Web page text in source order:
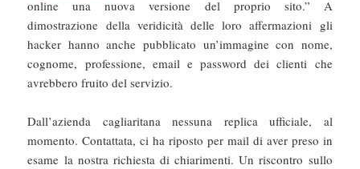
online una nuova versione del proprio sito.” A
dimostrazione della veridicità delle loro affermazioni gli
hacker hanno anche pubblicato un’immagine con nome,
cognome, professione, email e password dei clienti che
avrebbero fruito del servizio.
Dall’azienda cagliaritana nessuna replica ufficiale, al
momento. Contattata, ci ha riposto per mail di aver preso in
esame la nostra richiesta di chiarimenti. Un riscontro sullo